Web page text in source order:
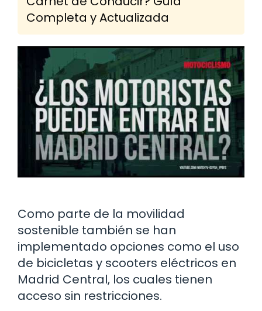
Completa y Actualizada
Como parte de la movilidad
sostenible también se han
implementado opciones como el uso
de bicicletas y scooters eléctricos en
Madrid Central, los cuales tienen
acceso sin restricciones.